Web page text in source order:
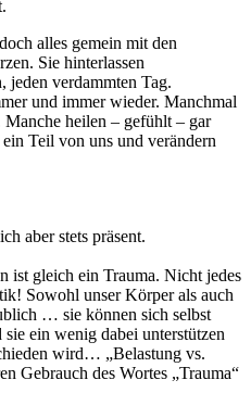
alles gemein mit den
Sie hinterlassen
jeden verdammten Tag.
und immer wieder. Manchmal
Manche heilen – gefühlt – gar
Teil von uns und verändern
aber stets präsent.
ist gleich ein Trauma. Nicht jedes
Sowohl unser Körper als auch
… sie können sich selbst
ein wenig dabei unterstützen
wird… „Belastung vs.
Gebrauch des Wortes „Trauma“